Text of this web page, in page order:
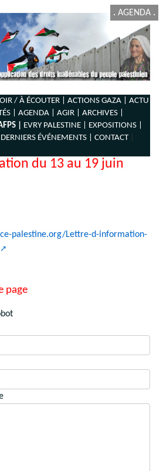
. AGENDA .
/ À ÉCOUTER | ACTIONS GAZA |
ACTU
| AGENDA | AGIR |
ARCHIVES |
|
EVRY PALESTINE |
EXPOSITIONS |
ÉVÉNEMENTS | CONTACT|
du 13 au 19 juin
palestine.org/Lettre-d-information-
page